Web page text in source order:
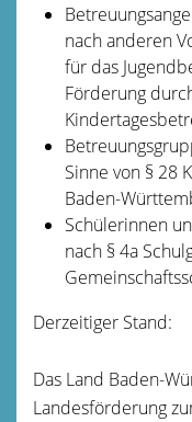
nach anderen
für das
Förderung
Sinne von § 28
Baden-
Schülerinnen
nach § 4a
Derzeitiger Stand:
Das Land Baden-
Landesförderung